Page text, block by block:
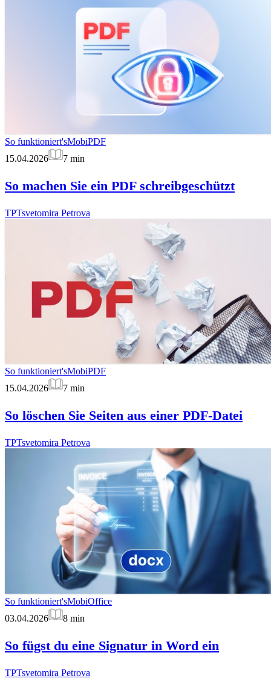
So funktioniert'sMobiPDF
15.04.2026
7 min
So machen Sie ein PDF schreibgeschützt
TPTsvetomira Petrova
So funktioniert'sMobiPDF
15.04.2026
7 min
So löschen Sie Seiten aus einer PDF-Datei
TPTsvetomira Petrova
So funktioniert'sMobiOffice
03.04.2026
8 min
So fügst du eine Signatur in Word ein
TPTsvetomira Petrova